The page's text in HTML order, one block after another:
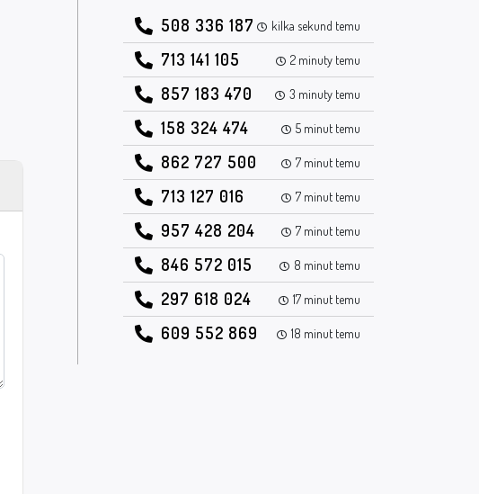
508 336 187 kilka sekund temu
713 141 105 2 minuty temu
857 183 470 3 minuty temu
158 324 474 5 minut temu
862 727 500 7 minut temu
713 127 016 7 minut temu
957 428 204 7 minut temu
846 572 015 8 minut temu
297 618 024 17 minut temu
609 552 869 18 minut temu